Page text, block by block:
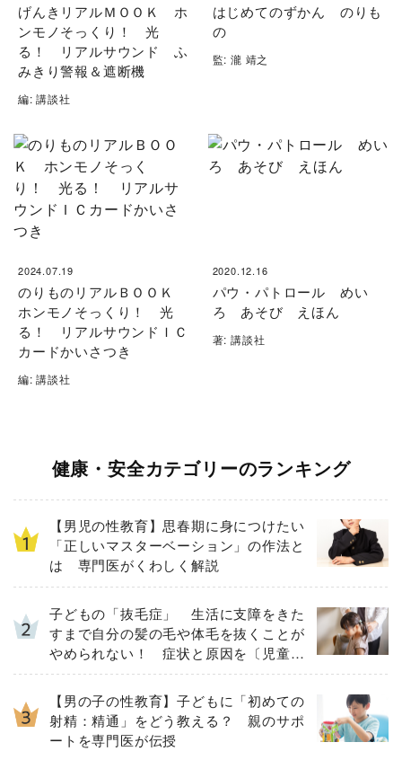
げんきリアルＭＯＯＫ ホ
ンモノそっくり！ 光
る！ リアルサウンド ふ
みきり警報＆遮断機
編: 講談社
はじめてのずかん のりも
の
監: 瀧 靖之
2024.07.19
のりものリアルＢＯＯＫ
ホンモノそっくり！ 光
る！ リアルサウンドＩＣ
カードかいさつき
編: 講談社
2020.12.16
パウ・パトロール めい
ろ あそび えほん
著: 講談社
健康・安全カテゴリーのランキング
【男児の性教育】思春期に身につけたい
「正しいマスターベーション」の作法と
は 専門医がくわしく解説
子どもの「抜毛症」 生活に支障をきた
すまで自分の髪の毛や体毛を抜くことが
やめられない！ 症状と原因を〔児童精
神科医が解説〕
【男の子の性教育】子どもに「初めての
射精：精通」をどう教える？ 親のサポ
ートを専門医が伝授